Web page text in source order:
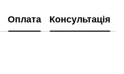
Оплата Консультація